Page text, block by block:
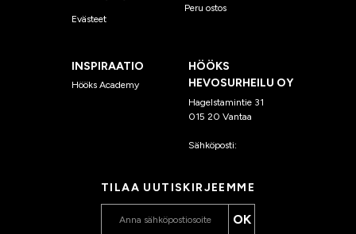
Evästeet
Peru ostos
INSPIRAATIO
Hööks Academy
HÖÖKS
HEVOSURHEILU OY
Hagelstamintie 31
015 20 Vantaa
Sähköposti:
TILAA UUTISKIRJEEMME
OK